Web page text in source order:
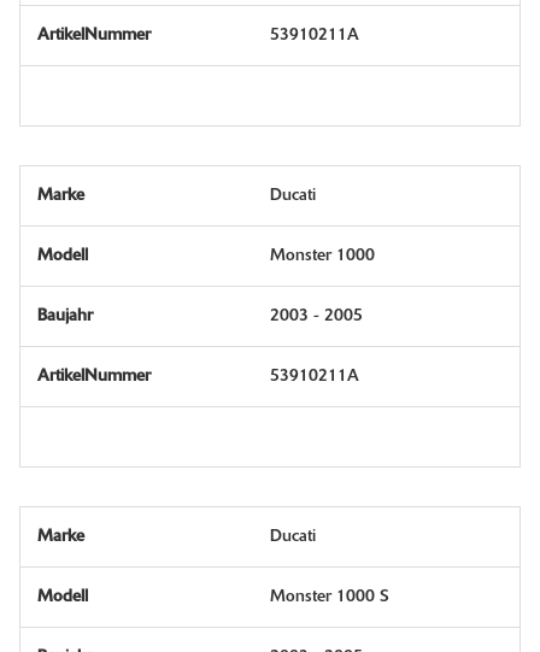
53910211A
Ducati
Monster 1000
2003 - 2005
53910211A
Ducati
Monster 1000 S